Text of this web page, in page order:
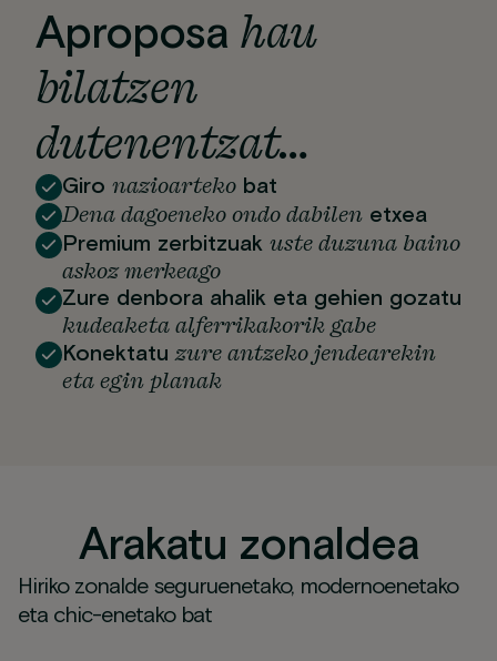
Aproposa hau
bilatzen
dutenentzat…
Giro nazioarteko bat
Dena dagoeneko ondo dabilen etxea
Premium zerbitzuak uste duzuna baino
askoz merkeago
Zure denbora ahalik eta gehien gozatu
kudeaketa alferrikakorik gabe
Konektatuzure antzeko jendearekin
eta egin planak
Arakatu zonaldea
Hiriko zonalde seguruenetako, modernoenetako
eta chic-enetako bat